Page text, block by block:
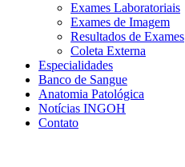
Exames Laboratoriais
Exames de Imagem
Resultados de Exames
Coleta Externa
Especialidades
Banco de Sangue
Anatomia Patológica
Notícias INGOH
Contato